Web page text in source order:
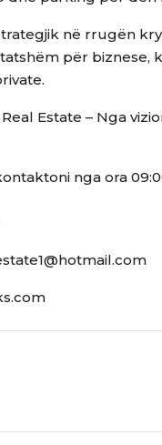
në rrugën
për biznese,
Estate – Nga
nga ora